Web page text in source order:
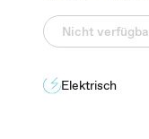
Nicht
Elektrisch